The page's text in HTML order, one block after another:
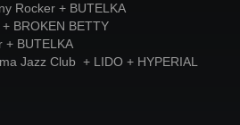
Rocker + BUTELKA
BROKEN BETTY
+ BUTELKA
Jazz Club + LIDO + HYPERIAL